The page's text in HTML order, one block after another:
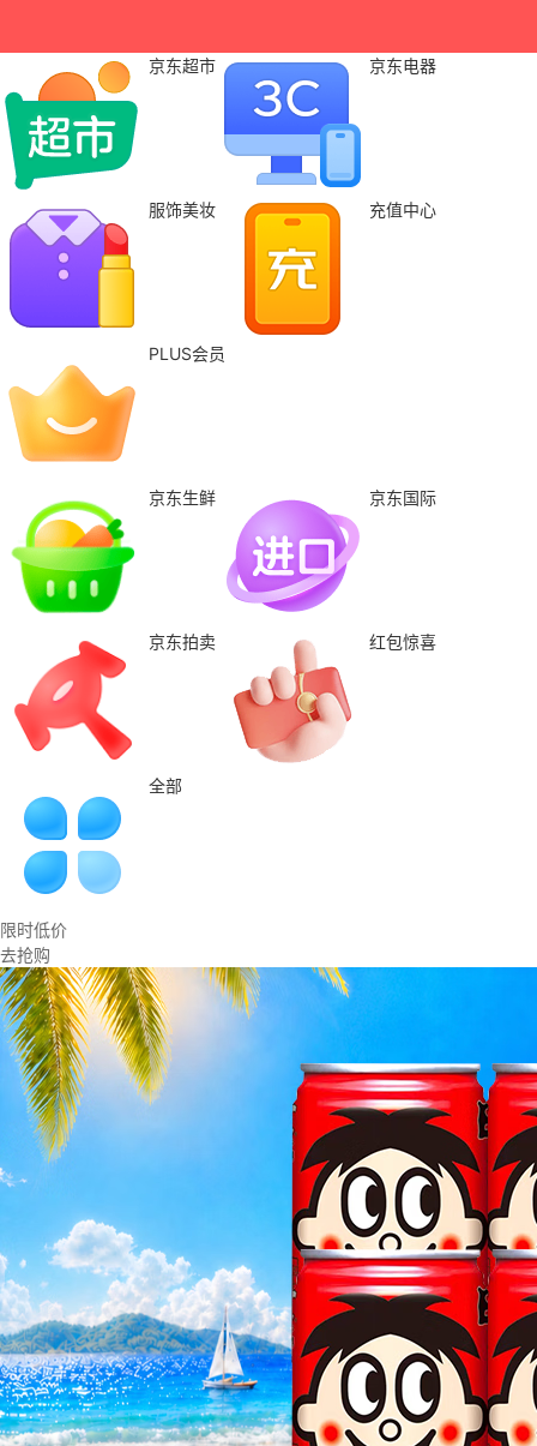
京东超市 京东电器
服饰美妆 充值中心
PLUS会员
京东生鲜 京东国际
京东拍卖 红包惊喜
全部
限时低价
去抢购